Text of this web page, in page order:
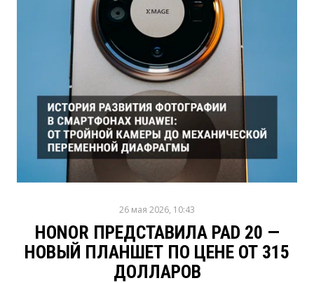
26 мая 2026, 10:43
HONOR ПРЕДСТАВИЛА PAD 20 —
НОВЫЙ ПЛАНШЕТ ПО ЦЕНЕ ОТ 315
ДОЛЛАРОВ